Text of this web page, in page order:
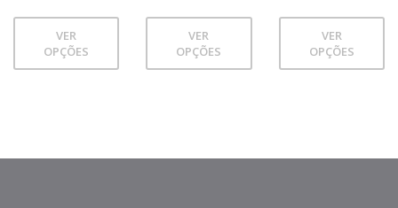
VER
OPÇÕES
VER
OPÇÕES
VER
OPÇÕES